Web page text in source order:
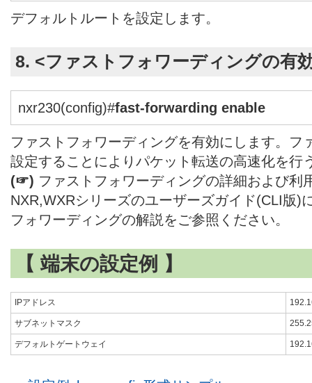
デフォルトルートを設定します。
8. <ファストフォワーディングの有
nxr230(config)#fast-forwarding enable
ファストフォワーディングを有効にします。フ
設定することによりパケット転送の高速化を行
(☞) ファストフォワーディングの詳細および利
NXR,WXRシリーズのユーザーズガイド(CLI版)
フォワーディングの解説をご参照ください。
【 端末の設定例 】
IPアドレス
サブネットマスク
デフォルトゲートウェイ